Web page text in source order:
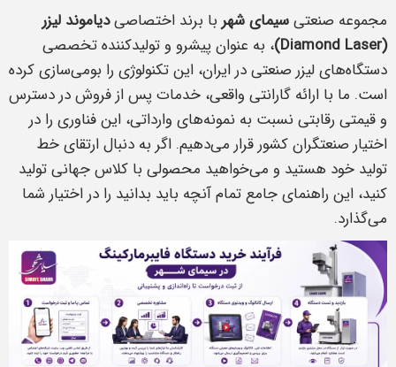
مجموعه صنعتیسیمای شهر با برند اختصاصیدیاموند لیزر
(Diamond Laser)
، به عنوان پیشرو و تولیدکننده تخصصی
دستگاه‌های لیزر صنعتی در ایران، این تکنولوژی را بومی‌سازی کرده
است. ما با ارائه گارانتی واقعی، خدمات پس از فروش در دسترس
و قیمتی رقابتی نسبت به نمونه‌های وارداتی، این فناوری را در
اختیار صنعتگران کشور قرار می‌دهیم. اگر به دنبال ارتقای خط
تولید خود هستید و می‌خواهید محصولی با کلاس جهانی تولید
کنید، این راهنمای جامع تمام آنچه باید بدانید را در اختیار شما
می‌گذارد.